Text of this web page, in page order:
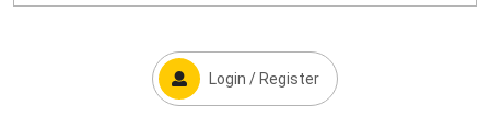
Login / Register